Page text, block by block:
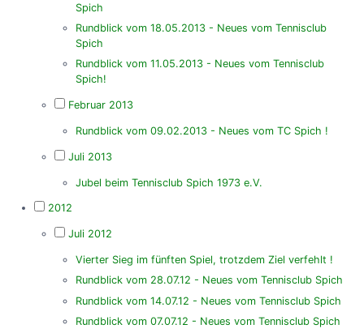
Spich
Rundblick vom 18.05.2013 - Neues vom Tennisclub
Spich
Rundblick vom 11.05.2013 - Neues vom Tennisclub
Spich!
Februar 2013
Rundblick vom 09.02.2013 - Neues vom TC Spich !
Juli 2013
Jubel beim Tennisclub Spich 1973 e.V.
2012
Juli 2012
Vierter Sieg im fünften Spiel, trotzdem Ziel verfehlt !
Rundblick vom 28.07.12 - Neues vom Tennisclub Spich
Rundblick vom 14.07.12 - Neues vom Tennisclub Spich
Rundblick vom 07.07.12 - Neues vom Tennisclub Spich